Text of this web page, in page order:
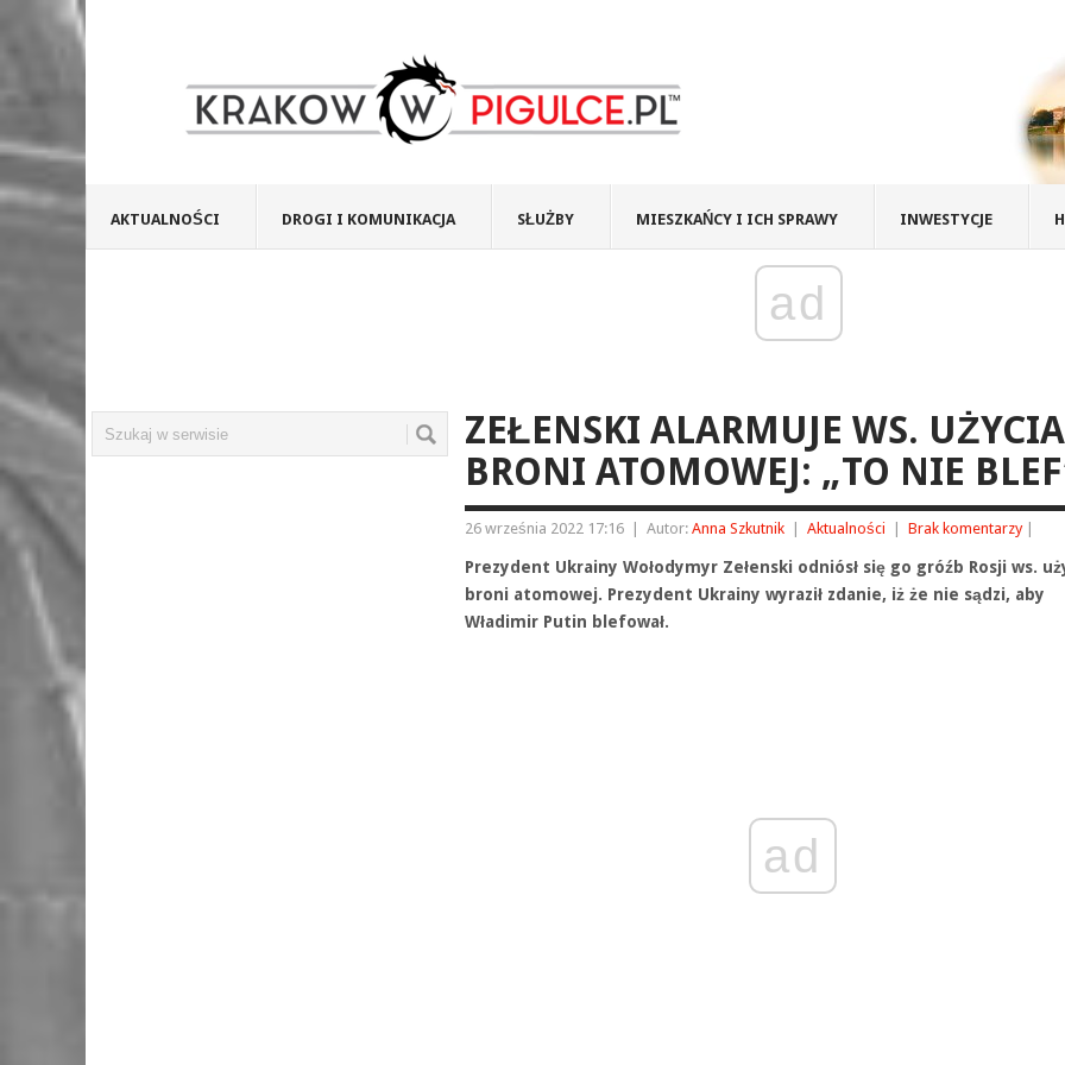
AKTUALNOŚCI DROGI I KOMUNIKACJA SŁUŻBY MIESZKAŃCY I ICH SPRAWY INWESTYCJE
ad
ZEŁENSKI ALARMUJE WS. UŻYCIA
BRONI ATOMOWEJ: „TO NIE
26 września 2022 17:16 Autor: Anna Szkutnik Aktualności Brak komentarzy
Prezydent Ukrainy Wołodymyr Zełenski odniósł się go gróźb Rosji ws.
broni atomowej. Prezydent Ukrainy wyraził zdanie, iż że nie sądzi, aby
Władimir Putin blefował.
ad